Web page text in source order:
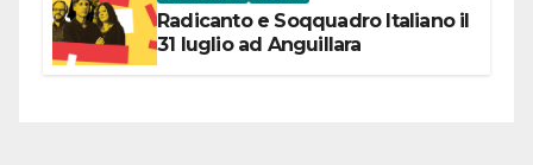
Radicanto e Soqquadro Italiano il
31 luglio ad Anguillara